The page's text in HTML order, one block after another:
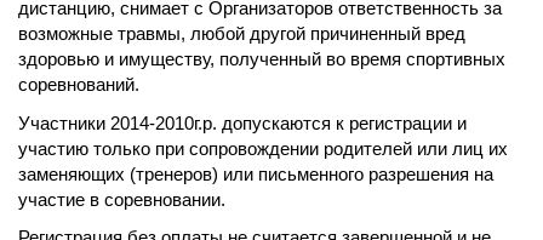
дистанцию, снимает с Организаторов ответственность за
возможные травмы, любой другой причиненный вред
здоровью и имуществу, полученный во время спортивных
соревнований.
Участники 2014-2010г.р. допускаются к регистрации и
участию только при сопровождении родителей или лиц их
заменяющих (тренеров) или письменного разрешения на
участие в соревновании.